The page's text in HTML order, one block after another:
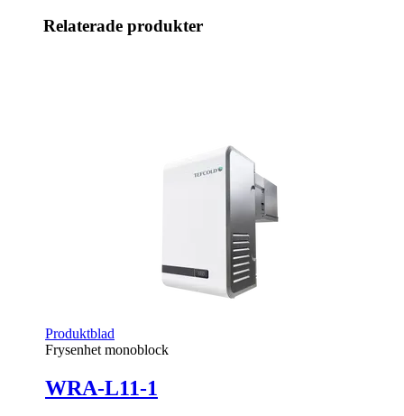
Relaterade produkter
Produktblad
Frysenhet monoblock
WRA-L11-1